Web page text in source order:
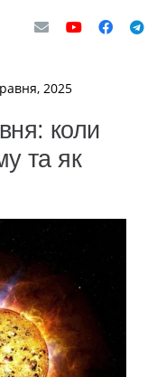
2025
коли
та як